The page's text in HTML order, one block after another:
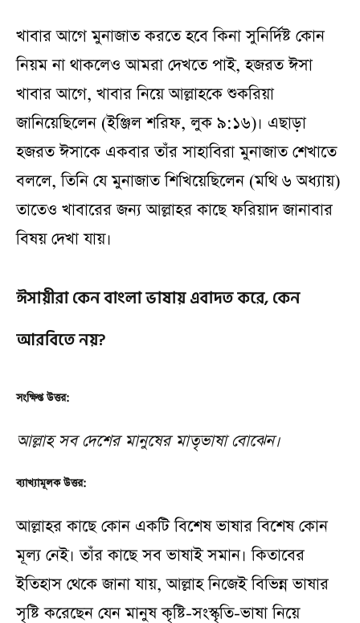
খাবার আগে মুনাজাত করতে হবে কিনা সুনির্দিষ্ট কোন
নিয়ম না থাকলেও আমরা দেখতে পাই, হজরত ঈসা
খাবার আগে, খাবার নিয়ে আল্লাহকে শুকরিয়া
জানিয়েছিলেন (ইঞ্জিল শরিফ, লুক ৯:১৬)। এছাড়া
হজরত ঈসাকে একবার তাঁর সাহাবিরা মুনাজাত শেখাতে
বললে, তিনি যে মুনাজাত শিখিয়েছিলেন (মথি ৬ অধ্যায়)
তাতেও খাবারের জন্য আল্লাহর কাছে ফরিয়াদ জানাবার
বিষয় দেখা যায়।
ঈসায়ীরা কেন বাংলা ভাষায় এবাদত করে, কেন
আরবিতে নয়?
সংক্ষিপ্ত উত্তর:
আল্লাহ সব দেশের মানুষের মাতৃভাষা বোঝেন।
ব্যাখ্যামূলক উত্তর:
আল্লাহর কাছে কোন একটি বিশেষ ভাষার বিশেষ কোন
মূল্য নেই। তাঁর কাছে সব ভাষাই সমান। কিতাবের
ইতিহাস থেকে জানা যায়, আল্লাহ নিজেই বিভিন্ন ভাষার
সৃষ্টি করেছেন যেন মানুষ কৃষ্টি-সংস্কৃতি-ভাষা নিয়ে